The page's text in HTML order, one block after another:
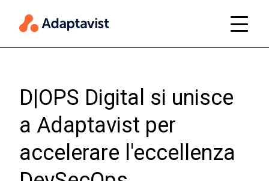
D|OPS Digital si unisce
a Adaptavist per
accelerare l'eccellenza